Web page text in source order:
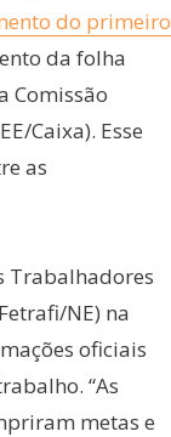
do primeiro
da folha
Comissão
Caixa). Esse
as
Trabalhadores
NE) na
oficiais
“As
metas e